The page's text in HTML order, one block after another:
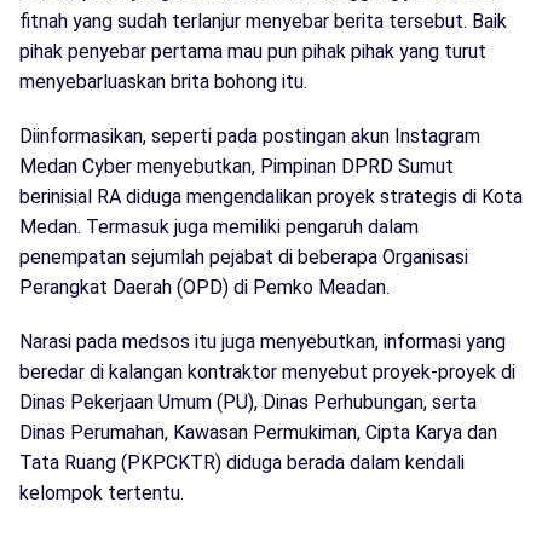
fitnah yang sudah terlanjur menyebar berita tersebut. Baik
pihak penyebar pertama mau pun pihak pihak yang turut
menyebarluaskan brita bohong itu.
Diinformasikan, seperti pada postingan akun Instagram
Medan Cyber menyebutkan, Pimpinan DPRD Sumut
berinisial RA diduga mengendalikan proyek strategis di Kota
Medan. Termasuk juga memiliki pengaruh dalam
penempatan sejumlah pejabat di beberapa Organisasi
Perangkat Daerah (OPD) di Pemko Meadan.
Narasi pada medsos itu juga menyebutkan, informasi yang
beredar di kalangan kontraktor menyebut proyek-proyek di
Dinas Pekerjaan Umum (PU), Dinas Perhubungan, serta
Dinas Perumahan, Kawasan Permukiman, Cipta Karya dan
Tata Ruang (PKPCKTR) diduga berada dalam kendali
kelompok tertentu.